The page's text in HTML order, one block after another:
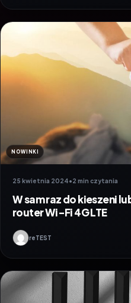
NOWINKI
25 kwietnia 2024•2 min czytania
W sam raz do kieszeni
router Wi-Fi 4G LTE
reTEST